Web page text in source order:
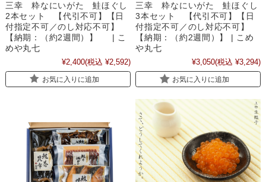
三幸 粋なにいがた 鮭ほぐし
2本セット 【代引不可】【日
付指定不可／のし対応不可】
【納期：（約2週間）】 | こ
めや丸七
¥2,400(税込 ¥2,592)
お気に入りに追加
三幸 粋なにいがた 鮭ほぐし
3本セット 【代引不可】【日
付指定不可／のし対応不可】
【納期：（約2週間）】 | こめ
や丸七
¥3,050(税込 ¥3,294)
お気に入りに追加